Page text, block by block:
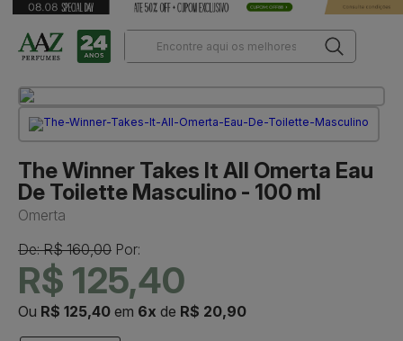
The Winner Takes It All Omerta Eau
De Toilette Masculino - 100 ml
Omerta
De: R$ 160,00 Por:
R$ 125,40
Ou R$ 125,40 em 6x de R$ 20,90